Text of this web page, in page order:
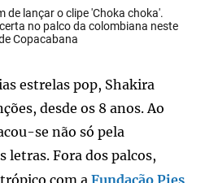
de lançar o clipe 'Choka choka'.
no palco da colombiana neste
Copacabana
estrelas pop, Shakira
desde os 8 anos. Ao
se não só pela
letras. Fora dos palcos,
com a Fundação Pies